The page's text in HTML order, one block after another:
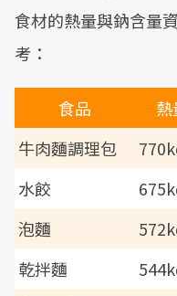
食材的熱量與鈉含量
考：
食品 熱
牛肉麵調理包
水餃
泡麵
乾拌麵